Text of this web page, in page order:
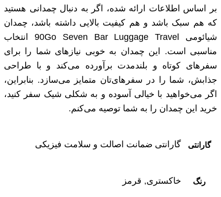
بر اساس اطلاعات ارائه شده، اگر به دنبال چمدانی هستید
که هم سبک باشد و هم کیفیت بالایی داشته باشد، چمدان
شیائومی 90Go Seven Bar Luggage Travel انتخاب
مناسبی است. این چمدان به خوبی نیازهای شما را برای
سفرهای کوتاه و بلندمدت برآورده می‌کند و با طراحی
جذابش، شما را در سفرهای‌تان متمایز می‌سازد. بنابراین،
اگر می‌خواهید با خیالی آسوده و به شکلی شیک سفر کنید،
خرید این چمدان را به شما توصیه می‌کنم.
گارانتی گارانتی ضمانت اصالت و سلامت فیزیکی
رنگ خاکستری, قرمز